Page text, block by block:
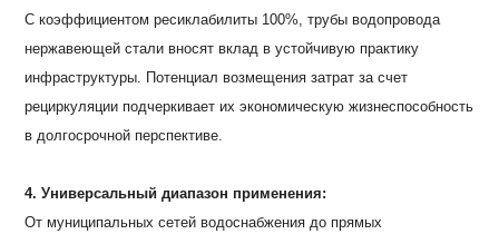
С коэффициентом ресиклабилиты 100%, трубы водопровода
нержавеющей стали вносят вклад в устойчивую практику
инфраструктуры. Потенциал возмещения затрат за счет
рециркуляции подчеркивает их экономическую жизнеспособность
в долгосрочной перспективе.
4. Универсальный диапазон применения:
От муниципальных сетей водоснабжения до прямых